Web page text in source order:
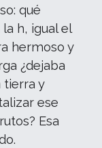
qué
h, igual el
hermoso y
¿dejaba
tierra y
ese
Esa